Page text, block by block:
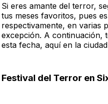
Si eres amante del terror,
tus meses favoritos, pues
respectivamente, en varias
excepción. A continuación,
esta fecha, aquí en la
Festival del Terror en